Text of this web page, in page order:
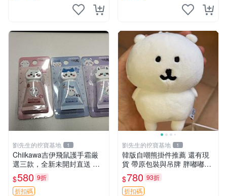
劉先生的挖寶基地 1
Chiikawa吉伊飛鼠護手霜厳
選三款，全新未開封直送 飛
鼠 護手霜 吉伊三款 新貨
$580 9折
折扣碼
劉先生的挖寶基地 1
韓版自嘲熊掛件推薦 還有現
貨 帶原包裝與吊牌 胖嘟嘟超
可愛 毛絨手感佳 小熊掛件 自
嘲抱枕 小熊抱枕
$780 93折
折扣碼